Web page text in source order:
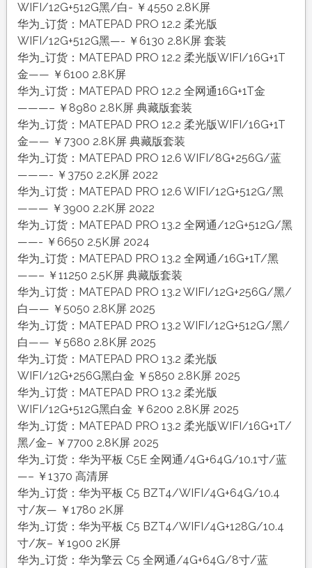
WIFI/12G+512G黑/白- ￥4550 2.8K屏
华为_订货：MATEPAD PRO 12.2 柔光版
WIFI/12G+512G黑—- ￥6130 2.8K屏 套装
华为_订货：MATEPAD PRO 12.2 柔光版WIFI/16G+1T
金—— ￥6100 2.8K屏
华为_订货：MATEPAD PRO 12.2 全网通16G+1T金
———– ￥8980 2.8K屏 典藏版套装
华为_订货：MATEPAD PRO 12.2 柔光版WIFI/16G+1T
金—— ￥7300 2.8K屏 典藏版套装
华为_订货：MATEPAD PRO 12.6 WIFI/8G+256G/蓝
———- ￥3750 2.2K屏 2022
华为_订货：MATEPAD PRO 12.6 WIFI/12G+512G/黑
——— ￥3900 2.2K屏 2022
华为_订货：MATEPAD PRO 13.2 全网通/12G+512G/黑
——- ￥6650 2.5K屏 2024
华为_订货：MATEPAD PRO 13.2 全网通/16G+1T/黑
——– ￥11250 2.5K屏 典藏版套装
华为_订货：MATEPAD PRO 13.2 WIFI/12G+256G/黑/
白—— ￥5050 2.8K屏 2025
华为_订货：MATEPAD PRO 13.2 WIFI/12G+512G/黑/
白—— ￥5680 2.8K屏 2025
华为_订货：MATEPAD PRO 13.2 柔光版
WIFI/12G+256G黑白金 ￥5850 2.8K屏 2025
华为_订货：MATEPAD PRO 13.2 柔光版
WIFI/12G+512G黑白金 ￥6200 2.8K屏 2025
华为_订货：MATEPAD PRO 13.2 柔光版WIFI/16G+1T/
黑/金– ￥7700 2.8K屏 2025
华为_订货：华为平板 C5E 全网通/4G+64G/10.1寸/蓝
—– ￥1370 高清屏
华为_订货：华为平板 C5 BZT4/WIFI/4G+64G/10.4
寸/灰— ￥1780 2K屏
华为_订货：华为平板 C5 BZT4/WIFI/4G+128G/10.4
寸/灰– ￥1900 2K屏
华为_订货：华为擎云 C5 全网通/4G+64G/8寸/蓝